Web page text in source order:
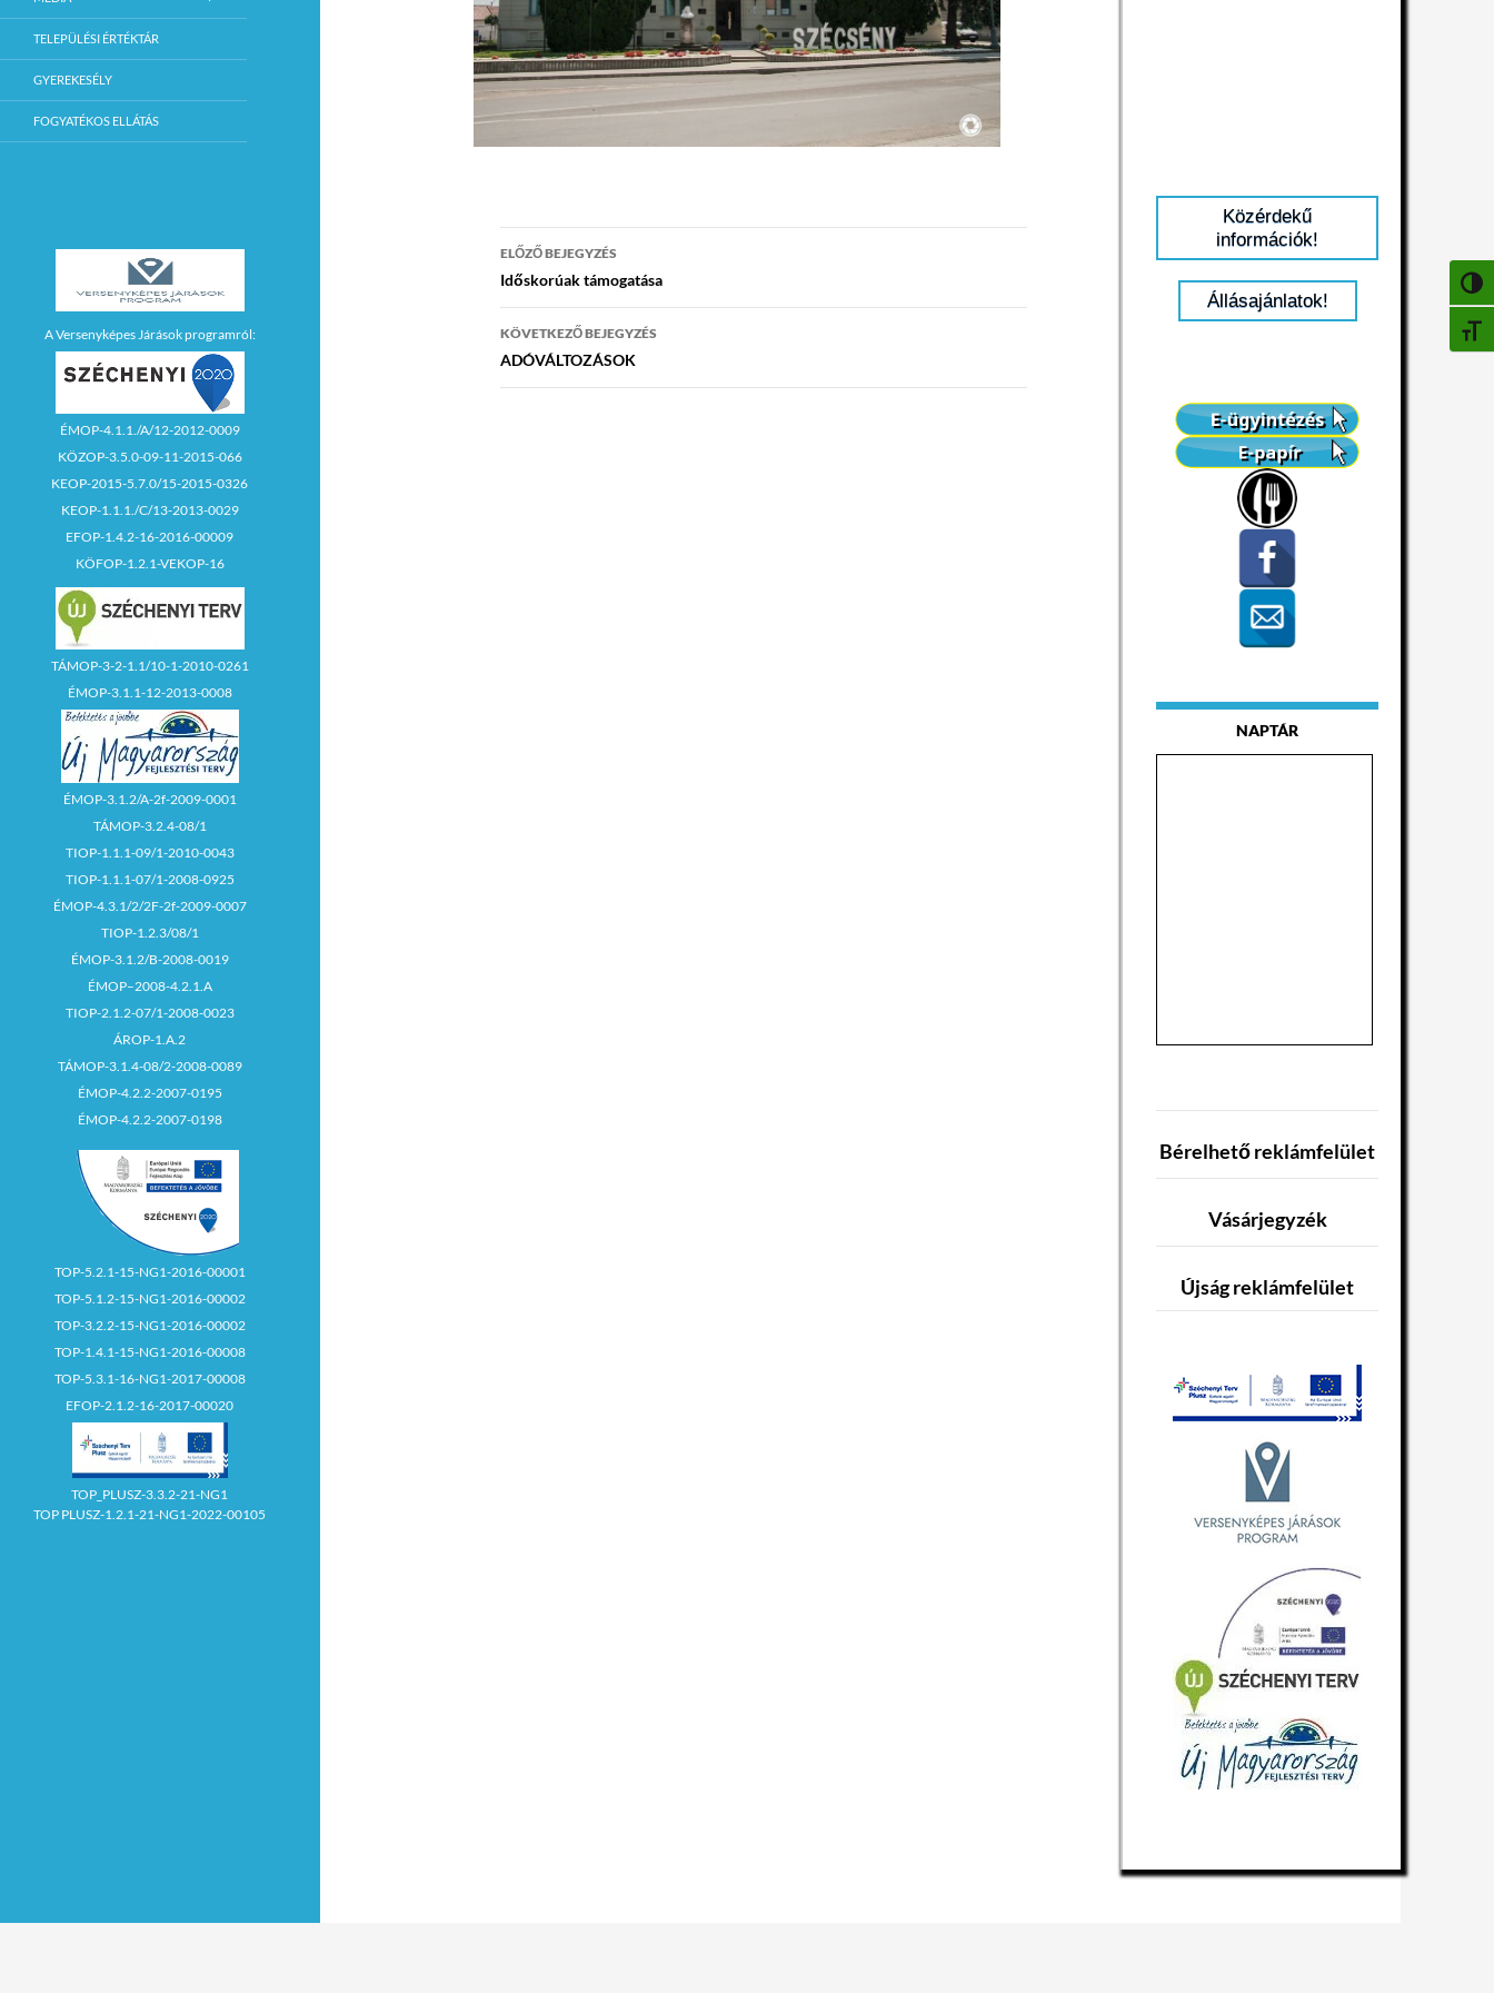
Bejegyzés
navigáció
ELŐZŐ BEJEGYZÉS
Időskorúak támogatása
KÖVETKEZŐ BEJEGYZÉS
ADÓVÁLTOZÁSOK
Közérdekű
információk!
Állásajánlatok!
NAPTÁR
Bérelhető reklámfelület
Vásárjegyzék
Újság reklámfelület
TELEPÜLÉSI ÉRTÉKTÁR
GYEREKESÉLY
FOGYATÉKOS ELLÁTÁS
A Versenyképes Járások programról:
ÉMOP-4.1.1./A/12-2012-0009
KÖZOP-3.5.0-09-11-2015-066
KEOP-2015-5.7.0/15-2015-0326
KEOP-1.1.1./C/13-2013-0029
EFOP-1.4.2-16-2016-00009
KÖFOP-1.2.1-VEKOP-16
TÁMOP-3-2-1.1/10-1-2010-0261
ÉMOP-3.1.1-12-2013-0008
ÉMOP-3.1.2/A-2f-2009-0001
TÁMOP-3.2.4-08/1
TIOP-1.1.1-09/1-2010-0043
TIOP-1.1.1-07/1-2008-0925
ÉMOP-4.3.1/2/2F-2f-2009-0007
TIOP-1.2.3/08/1
ÉMOP-3.1.2/B-2008-0019
ÉMOP–2008-4.2.1.A
TIOP-2.1.2-07/1-2008-0023
ÁROP-1.A.2
TÁMOP-3.1.4-08/2-2008-0089
ÉMOP-4.2.2-2007-0195
ÉMOP-4.2.2-2007-0198
TOP-5.2.1-15-NG1-2016-00001
TOP-5.1.2-15-NG1-2016-00002
TOP-3.2.2-15-NG1-2016-00002
TOP-1.4.1-15-NG1-2016-00008
TOP-5.3.1-16-NG1-2017-00008
EFOP-2.1.2-16-2017-00020
TOP_PLUSZ-3.3.2-21-NG1
TOP PLUSZ-1.2.1-21-NG1-2022-00105